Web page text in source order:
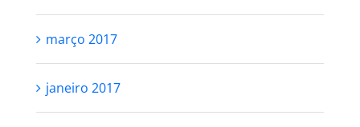
março 2017
janeiro 2017